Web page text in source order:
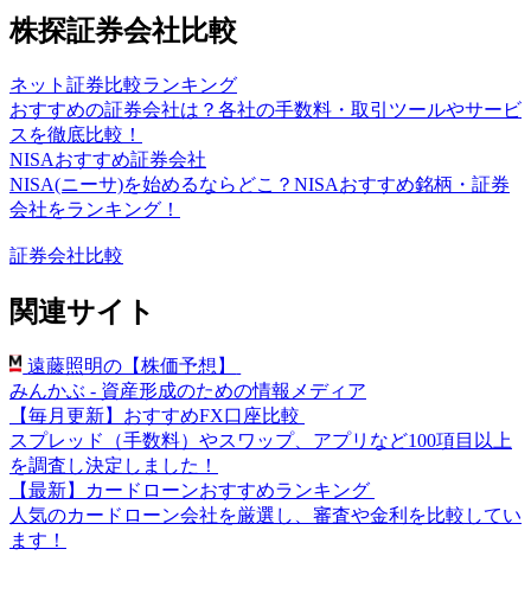
株探証券会社比較
ネット証券比較ランキング
おすすめの証券会社は？各社の手数料・取引ツールやサービ
スを徹底比較！
NISAおすすめ証券会社
NISA(ニーサ)を始めるならどこ？NISAおすすめ銘柄・証券
会社をランキング！
証券会社比較
関連サイト
遠藤照明の【株価予想】
みんかぶ - 資産形成のための情報メディア
【毎月更新】おすすめFX口座比較
スプレッド（手数料）やスワップ、アプリなど100項目以上
を調査し決定しました！
【最新】カードローンおすすめランキング
人気のカードローン会社を厳選し、審査や金利を比較してい
ます！